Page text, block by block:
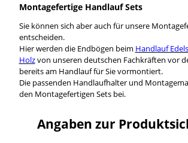
Montagefertige Handlauf Sets
Sie können sich aber auch für unsere
entscheiden.
Hier werden die Endbögen beim Handlauf
Holzvon unseren deutschen Fachkräften vor
bereits am Handlauf für Sie vormontiert.
Die passenden Handlaufhalter und
den Montagefertigen Sets bei.
Angaben zur